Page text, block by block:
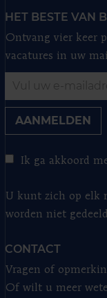
HET BESTE VAN
Ontvang vier keer
vacatures in uw
AANMELDEN
Ik ga akkoord
U kunt zich op elk
worden niet
CONTACT
Vragen of
Of wilt u meer